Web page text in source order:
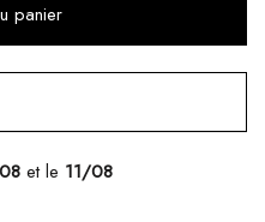
panier
et le 11/08